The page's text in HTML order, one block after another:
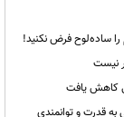
ساده‌لوح فرض نکنید!
نیست
به قدرت و توانمندی